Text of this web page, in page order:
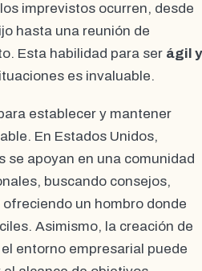
imprevistos ocurren, desde
hasta una reunión de
Esta habilidad para ser ágil y
es invaluable.
establecer y mantener
En Estados Unidos,
se apoyan en una comunidad
buscando consejos,
un hombro donde
Asimismo, la creación de
entorno empresarial puede